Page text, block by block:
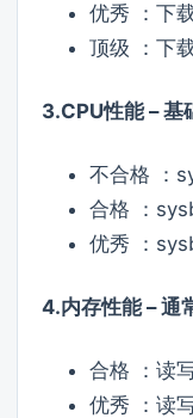
优秀 ：下
顶级 ：下
3.CPU性能 – 基
不合格 ：
合格 ：
优秀 ：
4.内存性能 – 通
合格 ：读
优秀 ：读